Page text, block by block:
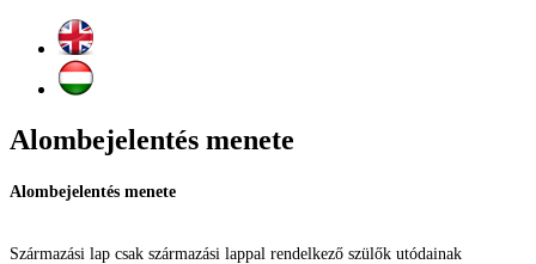
Alombejelentés menete
Alombejelentés menete
Származási lap csak származási lappal rendelkező szülők utódainak